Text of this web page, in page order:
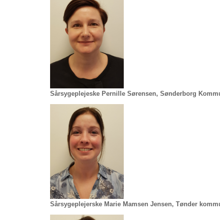
Sårsygeplejeske Pernille Sørensen, Sønderborg
Sårsygeplejerske Marie Mamsen Jensen, Tønder